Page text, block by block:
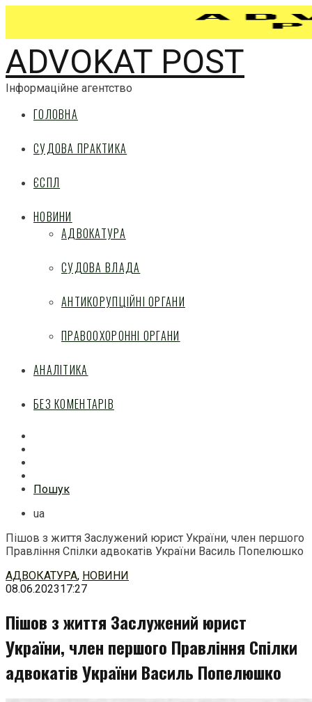
ADVOKAT POST
Інформаційне агентство
ГОЛОВНА
СУДОВА ПРАКТИКА
ЄСПЛ
НОВИНИ
АДВОКАТУРА
СУДОВА ВЛАДА
АНТИКОРУПЦІЙНІ ОРГАНИ
ПРАВООХОРОННІ ОРГАНИ
АНАЛІТИКА
БЕЗ КОМЕНТАРІВ
Пошук
ua
Пішов з життя Заслужений юрист України, член першого
Правління Спілки адвокатів України Василь Попелюшко
Перейти
до
АДВОКАТУРА, НОВИНИ
08.06.202317:27
Пішов з життя Заслужений юрист
України, член першого Правління Спілки
адвокатів України Василь Попелюшко